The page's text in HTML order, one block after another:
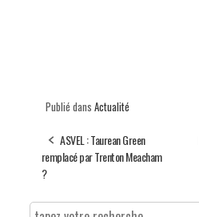
Publié dans Actualité
ASVEL : Taurean Green
remplacé par Trenton Meacham
?